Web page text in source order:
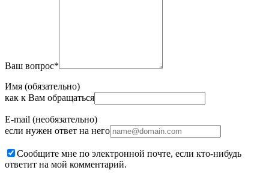
Ваш вопрос*
Имя (обязательно)
как к Вам обращаться
E-mail (необязательно)
если нужен ответ на него
Сообщите мне по электронной почте, если кто-нибудь
ответит на мой комментарий.